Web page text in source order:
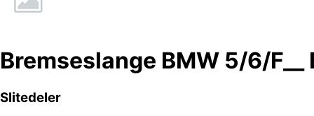
Bremseslange BMW 5/6/F__
Slitedeler